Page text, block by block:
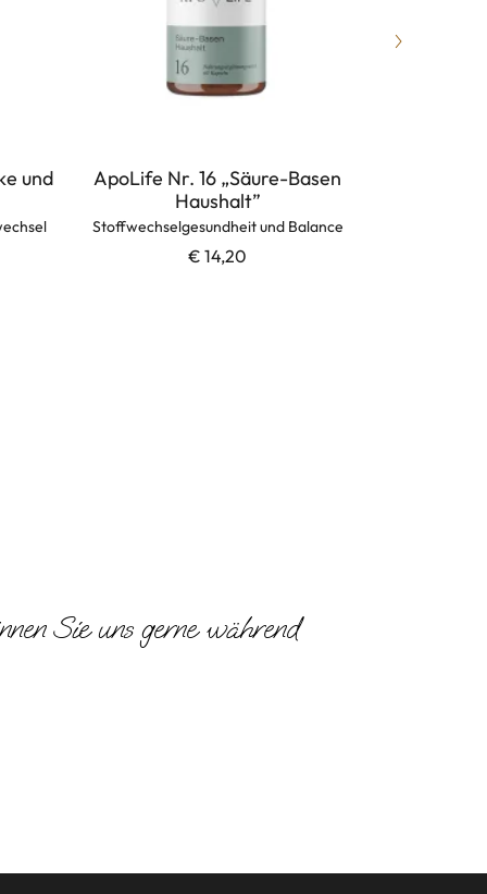
und
ApoLife Nr. 16 „Säure-Basen
Haushalt”
Stoffwechselgesundheit und Balance
€ 14,20
Sie uns gerne während